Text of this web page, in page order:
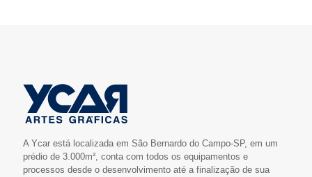
A Ycar está localizada em São Bernardo do Campo-SP, em um
prédio de 3.000m², conta com todos os equipamentos e
processos desde o desenvolvimento até a finalização de sua